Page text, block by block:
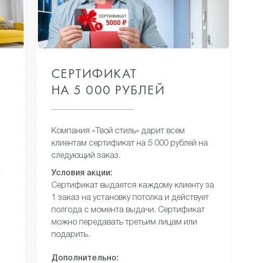
СЕРТИФИКАТ
НА 5 000 РУБЛЕЙ
Компания «Твой стиль» даритвсем
клиентам сертификатна 5 000 рублей на
следующий заказ.
Условия акции:
Сертификат выдается каждомуклиенту за
1 заказ на установкупотолка и действует
полгодас момента выдачи. Сертификат
можно передавать третьим лицам или
подарить.
Дополнительно: